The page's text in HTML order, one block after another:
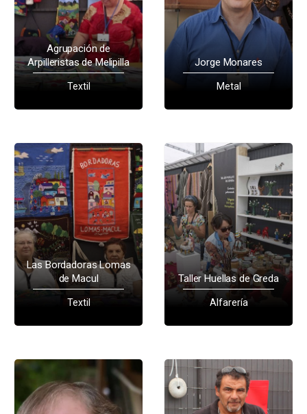
Agrupación de
Arpilleristas de Melipilla
Textil
Jorge Monares
Metal
Las Bordadoras Lomas
de Macul
Textil
Taller Huellas de Greda
Alfarería